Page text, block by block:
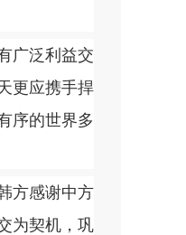
广泛利益交
更应携手捍
序的世界多
方感谢中方
为契机，巩